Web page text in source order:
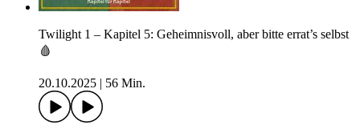
Twilight 1 – Kapitel 5: Geheimnisvoll, aber bitte errat’s selbst
🩸
20.10.2025 56 Min.